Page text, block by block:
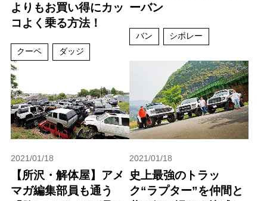
よりもお買い得にカッ
コよく乗る方法！
クーペ ダッジ
ーバン
バン シボレー
2021/01/18
【所沢・解体屋】アメ
マガ編集部員も通う
2021/01/18
史上最強のトラッ
ク“ラプター”を仲間と